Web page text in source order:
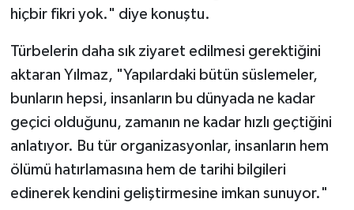
hiçbir fikri yok." diye konuştu.
Türbelerin daha sık ziyaret edilmesi gerektiğini
aktaran Yılmaz, "Yapılardaki bütün süslemeler,
bunların hepsi, insanların bu dünyada ne kadar
geçici olduğunu, zamanın ne kadar hızlı geçtiğini
anlatıyor. Bu tür organizasyonlar, insanların hem
ölümü hatırlamasına hem de tarihi bilgileri
edinerek kendini geliştirmesine imkan sunuyor."
Rize Müftülüğü
Sakarya Müftülüğü
Samsun Müftülüğü
Siirt Müftülüğü
Sinop Müftülüğü